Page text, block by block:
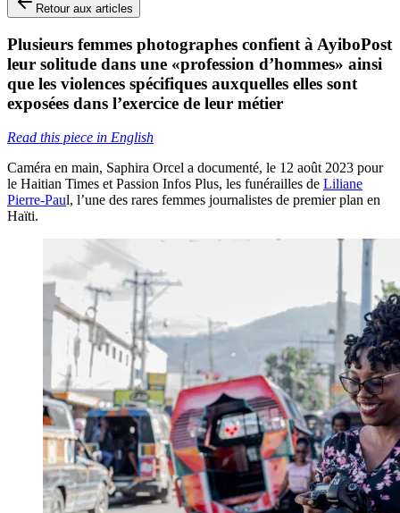
Retour aux articles
Plusieurs femmes photographes confient à AyiboPost
leur solitude dans une «profession d’hommes» ainsi
que les violences spécifiques auxquelles elles sont
exposées dans l’exercice de leur métier
Read this piece in English
Caméra en main, Saphira Orcel a documenté, le 12 août 2023 pour
le Haitian Times et Passion Infos Plus, les funérailles de Liliane
Pierre-Paul, l’une des rares femmes journalistes de premier plan en
Haïti.